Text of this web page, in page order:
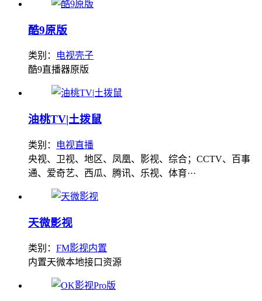
酷9原版
类别：
电视壳子
酷9直播器原版
油桃TV|土拨鼠
类别：
电视直播
央视、卫视、地区、凤凰、影视、综合；CCTV、百事
通、爱奇艺、西瓜、腾讯、乐视、体育···
天微影视
类别： FM影视内置
内置天微本地接口资源